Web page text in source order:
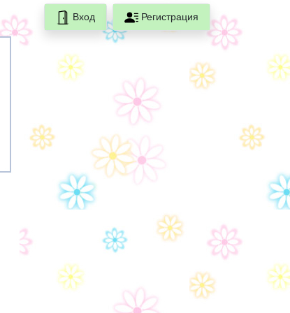
Вход Регистрация